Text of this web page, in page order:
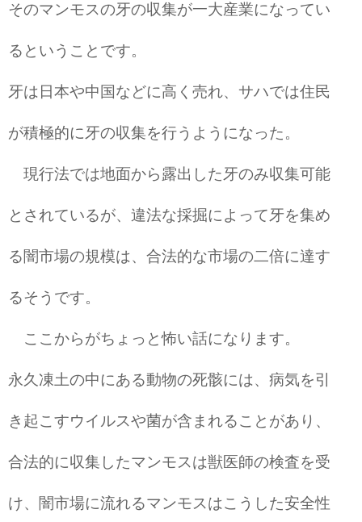
そのマンモスの牙の収集が一大産業になってい
るということです。
牙は日本や中国などに高く売れ、サハでは住民
が積極的に牙の収集を行うようになった。
現行法では地面から露出した牙のみ収集可能
とされているが、違法な採掘によって牙を集め
る闇市場の規模は、合法的な市場の二倍に達す
るそうです。
ここからがちょっと怖い話になります。
永久凍土の中にある動物の死骸には、病気を引
き起こすウイルスや菌が含まれることがあり、
合法的に収集したマンモスは獣医師の検査を受
け、闇市場に流れるマンモスはこうした安全性